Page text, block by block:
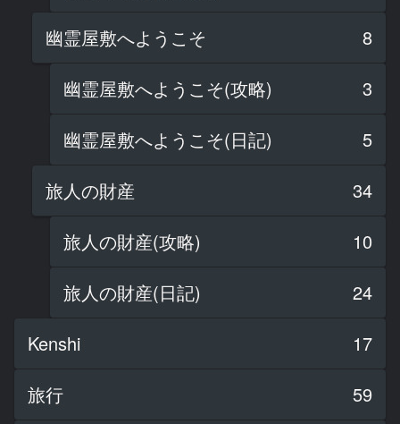
幽霊屋敷へようこそ
8
幽霊屋敷へようこそ(攻略)
3
幽霊屋敷へようこそ(日記)
5
旅人の財産
34
旅人の財産(攻略)
10
旅人の財産(日記)
24
Kenshi
17
旅行
59